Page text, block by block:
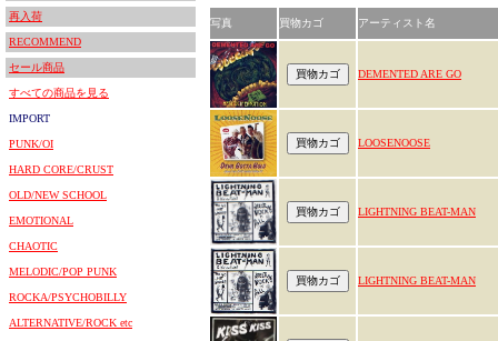
再入荷
RECOMMEND
セール商品
すべての商品を見る
IMPORT
PUNK/OI
HARD CORE/CRUST
OLD/NEW SCHOOL
EMOTIONAL
CHAOTIC
MELODIC/POP PUNK
ROCKA/PSYCHOBILLY
ALTERNATIVE/ROCK etc
写真 買物カゴ アーティスト名
DEMENTED ARE GO
LOOSENOOSE
LIGHTNING BEAT-MAN
LIGHTNING BEAT-MAN